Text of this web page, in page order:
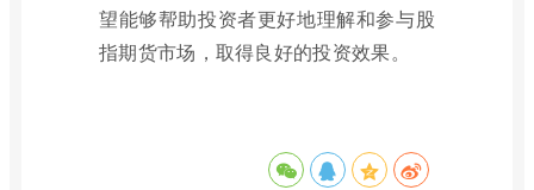
望能够帮助投资者更好地理解和参与股
指期货市场，取得良好的投资效果。